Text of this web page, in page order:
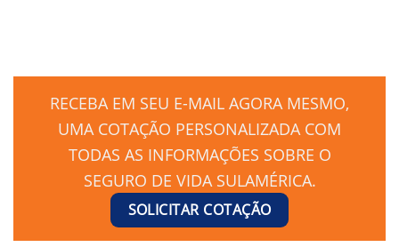
RECEBA EM SEU E-MAIL AGORA MESMO,
UMA COTAÇÃO PERSONALIZADA COM
TODAS AS INFORMAÇÕES SOBRE O
SEGURO DE VIDA SULAMÉRICA.
SOLICITAR COTAÇÃO